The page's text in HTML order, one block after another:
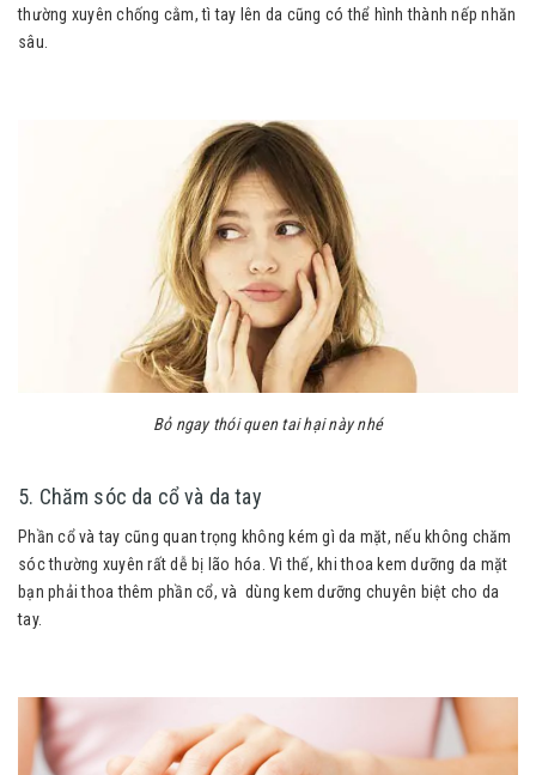
thường xuyên chống cằm, tì tay lên da cũng có thể hình thành nếp nhăn
sâu.
Bỏ ngay thói quen tai hại này nhé
5. Chăm sóc da cổ và da tay
Phần cổ và tay cũng quan trọng không kém gì da mặt, nếu không chăm
sóc thường xuyên rất dễ bị lão hóa. Vì thế, khi thoa kem dưỡng da mặt
bạn phải thoa thêm phần cổ, và dùng kem dưỡng chuyên biệt cho da
tay.